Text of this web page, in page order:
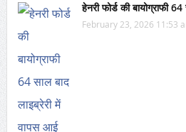
हेनरी फोर्ड की बायोग्राफी
February 23, 2026 11:53